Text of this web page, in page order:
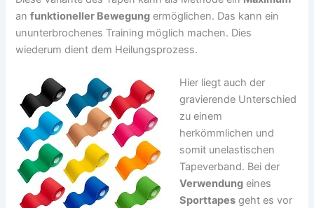
anfunktioneller Bewegung ermöglichen. Das kann ein
ununterbrochenes Training möglich machen. Dies
wiederum dient dem Heilungsprozess.
Hier liegt auch der
gravierende Unterschied
zu einem
herkömmlichen und
somit unelastischen
Tapeverband. Bei der
Verwendung eines
Sporttapes geht es vor